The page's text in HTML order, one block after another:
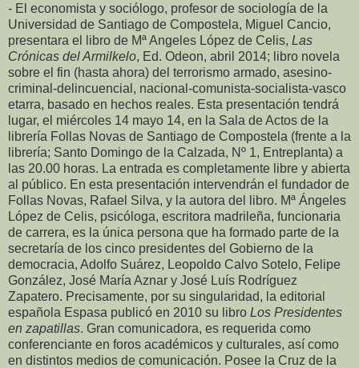
- El economista y sociólogo, profesor de sociología de la
Universidad de Santiago de Compostela, Miguel Cancio,
presentara el libro de Mª Angeles López de Celis, Las
Crónicas del Armilkelo, Ed. Odeon, abril 2014; libro novela
sobre el fin (hasta ahora) del terrorismo armado, asesino-
criminal-delincuencial, nacional-comunista-socialista-vasco
etarra, basado en hechos reales. Esta presentación tendrá
lugar, el miércoles 14 mayo 14, en la Sala de Actos de la
librería Follas Novas de Santiago de Compostela (frente a la
librería; Santo Domingo de la Calzada, Nº 1, Entreplanta) a
las 20.00 horas. La entrada es completamente libre y abierta
al público. En esta presentación intervendrán el fundador de
Follas Novas, Rafael Silva, y la autora del libro. Mª Ángeles
López de Celis, psicóloga, escritora madrileña, funcionaria
de carrera, es la única persona que ha formado parte de la
secretaría de los cinco presidentes del Gobierno de la
democracia, Adolfo Suárez, Leopoldo Calvo Sotelo, Felipe
González, José María Aznar y José Luís Rodríguez
Zapatero. Precisamente, por su singularidad, la editorial
española Espasa publicó en 2010 su libro Los Presidentes
en zapatillas. Gran comunicadora, es requerida como
conferenciante en foros académicos y culturales, así como
en distintos medios de comunicación. Posee la Cruz de la